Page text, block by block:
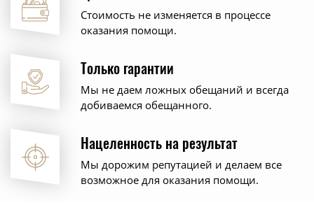
Стоимость не изменяется в процессе
оказания помощи.
Только гарантии
Мы не даем ложных обещаний и всегда
добиваемся обещанного.
Нацеленность на результат
Мы дорожим репутацией и делаем все
возможное для оказания помощи.